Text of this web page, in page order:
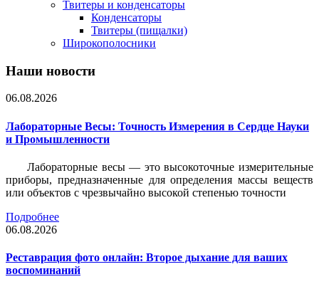
Твитеры и конденсаторы
Конденсаторы
Твитеры (пищалки)
Широкополосники
Наши новости
06.08.2026
Лабораторные Весы: Точность Измерения в Сердце Науки
и Промышленности
Лабораторные весы — это высокоточные измерительные
приборы, предназначенные для определения массы веществ
или объектов с чрезвычайно высокой степенью точности
Подробнее
06.08.2026
Реставрация фото онлайн: Второе дыхание для ваших
воспоминаний